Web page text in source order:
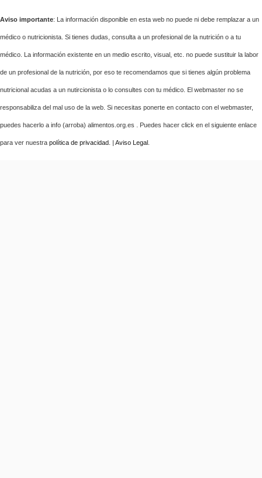
Aviso importante: La información disponible en esta web no puede ni debe remplazar a un
médico o nutricionista. Si tienes dudas, consulta a un profesional de la nutrición o a tu
médico. La información existente en un medio escrito, visual, etc. no puede sustituir la labor
de un profesional de la nutrición, por eso te recomendamos que si tienes algún problema
nutricional acudas a un nutircionista o lo consultes con tu médico. El webmaster no se
responsabiliza del mal uso de la web. Si necesitas ponerte en contacto con el webmaster,
puedes hacerlo a info (arroba) alimentos.org.es . Puedes hacer click en el siguiente enlace
para ver nuestra política de privacidad . | Aviso Legal